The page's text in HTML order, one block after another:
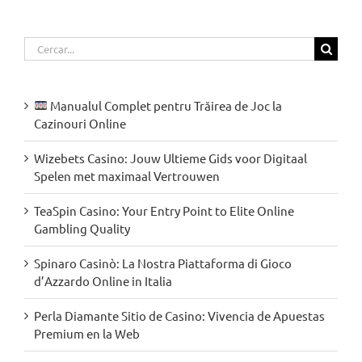
Cerca
…
Manualul Complet pentru Trăirea de Joc la
Cazinouri Online
Wizebets Casino: Jouw Ultieme Gids voor Digitaal
Spelen met maximaal Vertrouwen
TeaSpin Casino: Your Entry Point to Elite Online
Gambling Quality
Spinaro Casinò: La Nostra Piattaforma di Gioco
d’Azzardo Online in Italia
Perla Diamante Sitio de Casino: Vivencia de Apuestas
Premium en la Web